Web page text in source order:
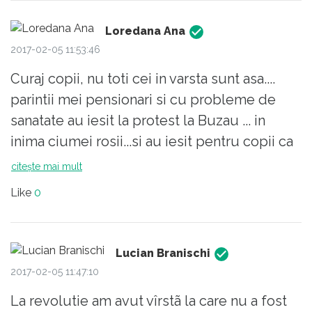
in fata, desi la rand asteapta alte zeci de
persoane, e, de asemea, hotie. Sa pleci mai
repede de la job, profitand de lipsa sefului,
e si asta un fel de hotie. Sa dai bani
medicului sau politistului e o incurajare a
hotiei. Daca ai avut toate acestea in vedere
cand ai protestat impotriva hotiei, ai
respectul meu.
unde imi obtin informatiile. Si am vazut acolo
si tineri, si oameni intre doua varste, si
batrani. Nu e corect sa va trageti partea: "noi
persoana trebuie respectata. Si cel care
Loredana Ana
2017-02-05 11:53:46
Curaj copii, nu toti cei in varsta sunt asa....
parintii mei pensionari si cu probleme de
sanatate au iesit la protest la Buzau ... in
inima ciumei rosii...si au iesit pentru copii ca
voi... Curaj, pentru ca binele trebuie sa
citește mai mult
Like 0
Lucian Branischi
2017-02-05 11:47:10
La revolutie am avut vîrstã la care nu a fost